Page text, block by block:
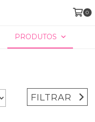
0
PRODUTOS
FILTRAR